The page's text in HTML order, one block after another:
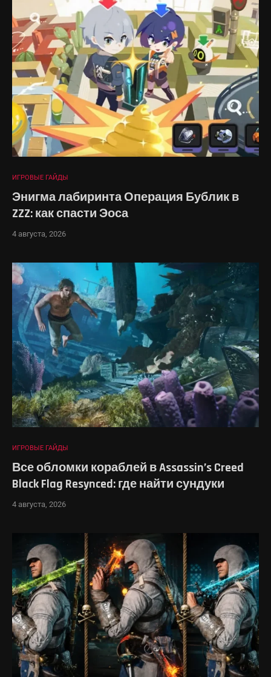
ИГРОВЫЕ ГАЙДЫ
Энигма лабиринта Операция Бублик в
ZZZ: как спасти Эоса
4 августа, 2026
ИГРОВЫЕ ГАЙДЫ
Все обломки кораблей в Assassin’s Creed
Black Flag Resynced: где найти сундуки
4 августа, 2026